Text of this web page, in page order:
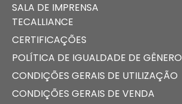
SALA DE IMPRENSA
TECALLIANCE
CERTIFICAÇÕES
POLÍTICA DE IGUALDADE DE GÊNERO
CONDIÇÕES GERAIS DE UTILIZAÇÃO
CONDIÇÕES GERAIS DE VENDA